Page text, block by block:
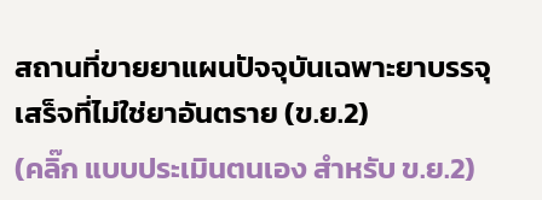
สถานที่ขายยาแผนปัจจุบันเฉพาะยาบรรจุ
เสร็จที่ไม่ใช่ยาอันตราย (ข.ย.2)
(คลิ๊ก แบบประเมินตนเอง สำหรับ ข.ย.2)
Subscribe
เลือกหัวข้อที่ท่านต้องการ Subscribe